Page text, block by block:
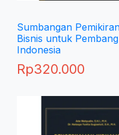
Sumbangan
Bisnis untuk
Indonesia
Rp320.000